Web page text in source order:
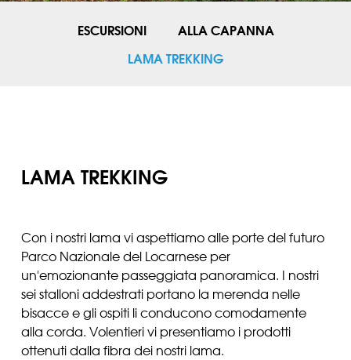
ESCURSIONI
ALLA CAPANNA
LAMA TREKKING
LAMA TREKKING
Con i nostri lama vi aspettiamo alle porte del futuro
Parco Nazionale del Locarnese per
un'emozionante passeggiata panoramica. I nostri
sei stalloni addestrati portano la merenda nelle
bisacce e gli ospiti li conducono comodamente
alla corda. Volentieri vi presentiamo i prodotti
ottenuti dalla fibra dei nostri lama.